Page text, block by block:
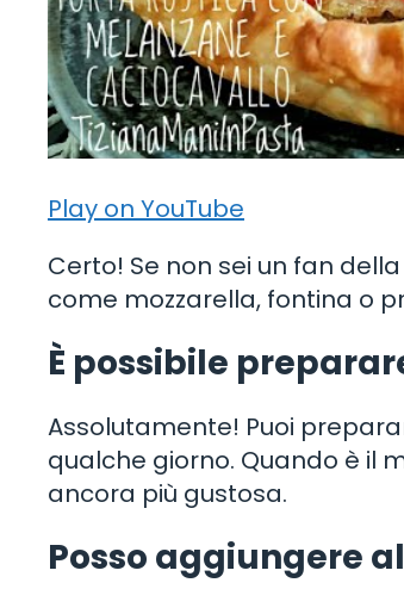
Play on YouTube
Certo! Se non sei un fan
come mozzarella, fontina o
È possibile
Assolutamente! Puoi
qualche giorno. Quando è il
ancora più gustosa.
Posso aggiungere